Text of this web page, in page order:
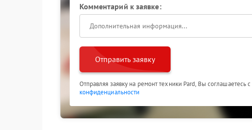
Комментарий к заявке:
Отправить заявку
Отправляя заявку на ремонт техники Pard, Вы соглашаетесь с
конфиденциальности